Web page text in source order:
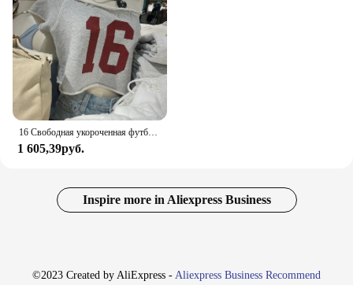
1 605,39руб.
Inspire more in Aliexpress Business
©2023 Created by AliExpress - Aliexpress Business Recommend